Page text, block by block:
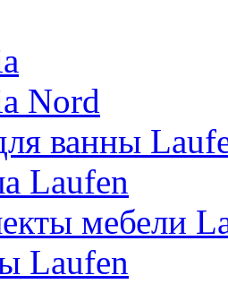
Nord
ванны
Laufen
мебели
Laufen